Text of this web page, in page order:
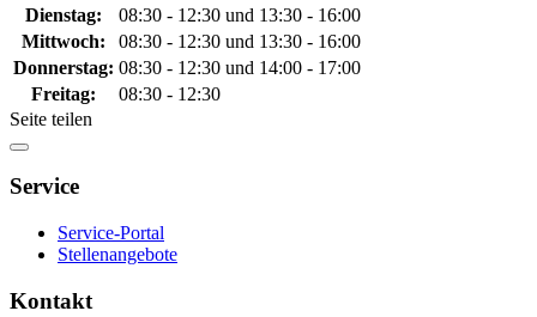
Dienstag:
08:30 - 12:30 und 13:30 - 16:00
Mittwoch:
08:30 - 12:30 und 13:30 - 16:00
Donnerstag: 08:30 - 12:30 und 14:00 - 17:00
Freitag:
08:30 - 12:30
Seite teilen
Service
Service-Portal
Stellenangebote
Kontakt